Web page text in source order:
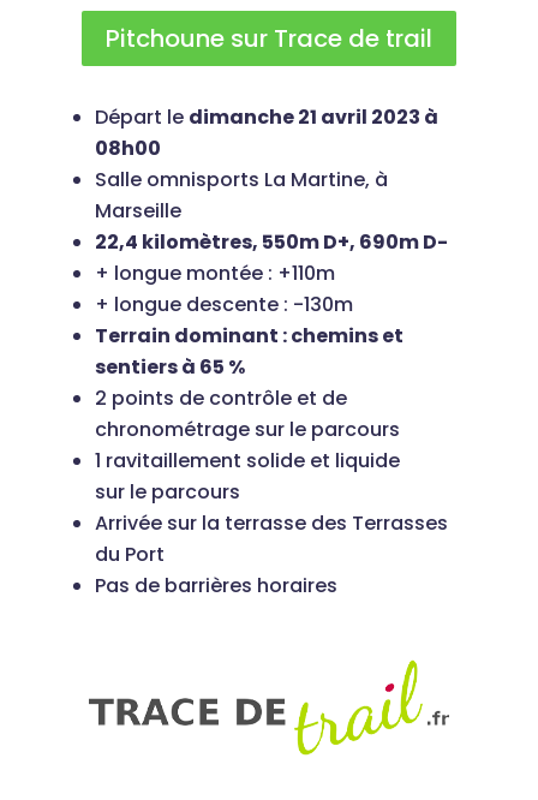
Pitchoune sur Trace de trail
Départ le dimanche 21 avril 2023 à
08h00
Salle omnisports La Martine, à
Marseille
22,4 kilomètres, 550m D+, 690m D-
+ longue montée : +110m
+ longue descente : -130m
Terrain dominant : chemins et
sentiers à 65 %
2 points de contrôle et de
chronométrage sur le parcours
1 ravitaillement solide et liquide
sur le parcours
Arrivée sur la terrasse des Terrasses
du Port
Pas de barrières horaires